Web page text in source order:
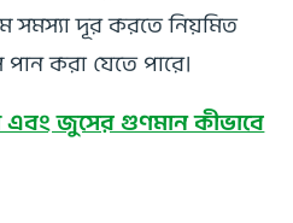
সমস্যা দূর করতে নিয়মিত
করা যেতে পারে।
জুসের গুণমান কীভাবে